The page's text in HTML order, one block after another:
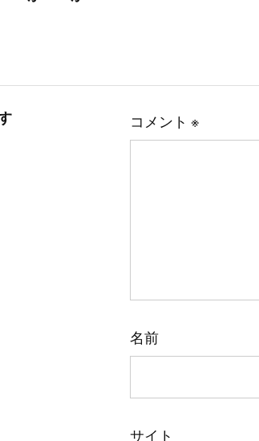
コメント ※
名前
サイト